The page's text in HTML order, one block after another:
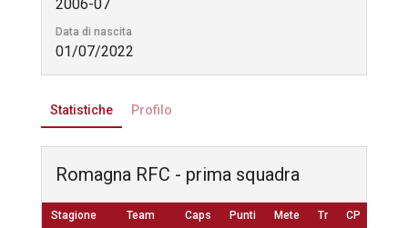
2006-07
Data di nascita
01/07/2022
Statistiche Profilo
Romagna RFC - prima squadra
Stagione Team Caps Punti Mete Tr CP